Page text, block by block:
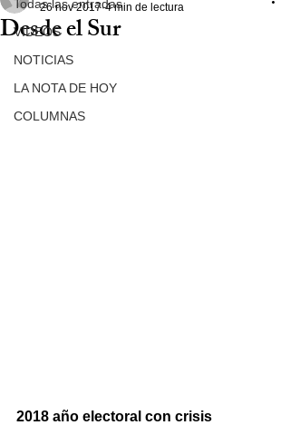
Todas las entradas
VIDEOS
NOTICIAS
LA NOTA DE HOY
COLUMNAS
Desde el Sur
26 nov 2017 4 min de lectura
2018 año electoral con crisis